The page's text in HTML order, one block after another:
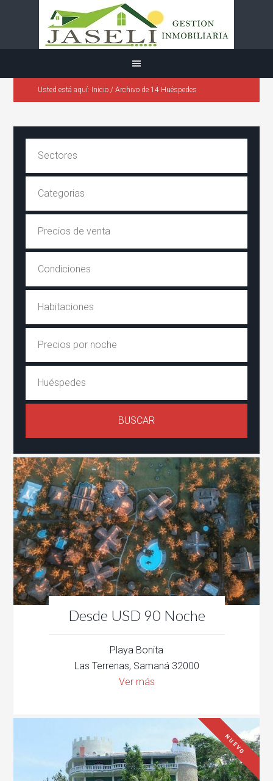
Usted está aquí: Inicio / Archivo de 14 Huéspedes
Desde USD 90 Noche
Playa Bonita
Las Terrenas, Samaná 32000
Ver más
NUEVO